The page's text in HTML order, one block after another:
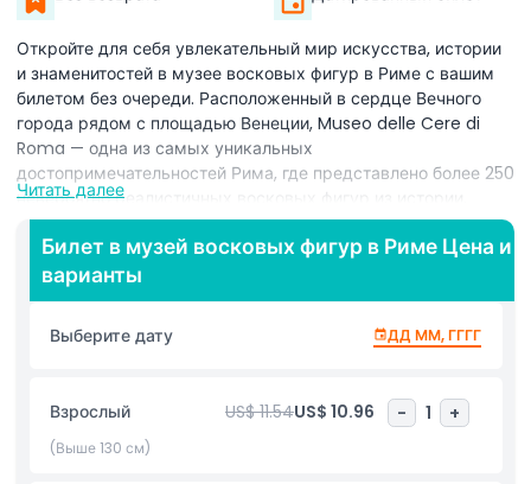
Откройте для себя увлекательный мир искусства, истории
и знаменитостей в музее восковых фигур в Риме с вашим
билетом без очереди. Расположенный в сердце Вечного
города рядом с площадью Венеции, Museo delle Cere di
Roma — одна из самых уникальных
достопримечательностей Рима, где представлено более 250
невероятно реалистичных восковых фигур из истории,
политики, кино, музыки и религии. С вашим билетом в музей
восковых фигур в Риме вы сможете прогуливаться среди
детализированных копий известных личностей, таких как
Юлий Цезарь, Леонардо да Винчи, Папа Франциск и даже
международных звезд, таких как Мэрилин Монро и Альберт
Эйнштейн. Этот погружающий опыт предлагает идеальное
для семей, туристов и любителей фотографии. Каждая
фигура создана вручную с невероятным вниманием к
деталям, что делает музей топовым выбором для тех, кто
Читать далее
Билет в музей восковых фигур в Риме Цена и
варианты
Выберите дату ДД ММ, ГГГГ
Взрослый US$ 11.54US$ 10.96 - 1 +
(Выше 130 см)